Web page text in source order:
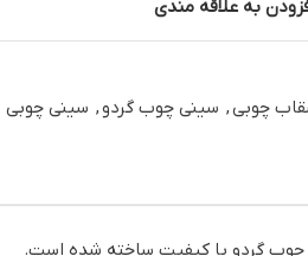
به علاقه مندی
چوبی, سینی چوب گردو, سینی چوبی
سانتیمتر از چوب گردو با کیفیت ساخته شده است.